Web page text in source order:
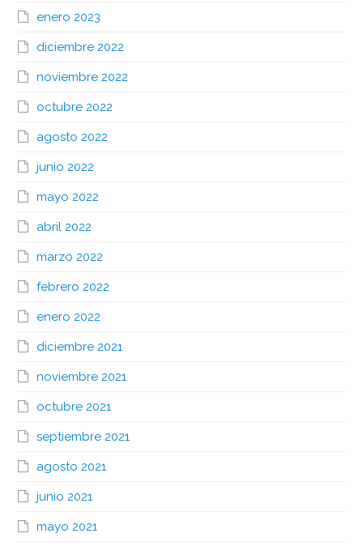
enero 2023
diciembre 2022
noviembre 2022
octubre 2022
agosto 2022
junio 2022
mayo 2022
abril 2022
marzo 2022
febrero 2022
enero 2022
diciembre 2021
noviembre 2021
octubre 2021
septiembre 2021
agosto 2021
junio 2021
mayo 2021